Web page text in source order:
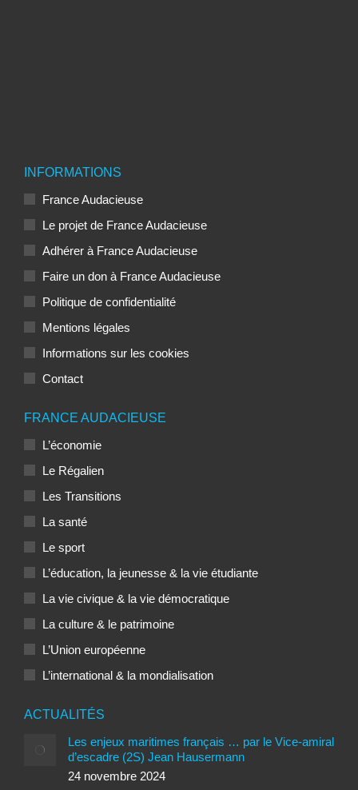
INFORMATIONS
France Audacieuse
Le projet de France Audacieuse
Adhérer à France Audacieuse
Faire un don à France Audacieuse
Politique de confidentialité
Mentions légales
Informations sur les cookies
Contact
FRANCE AUDACIEUSE
L’économie
Le Régalien
Les Transitions
La santé
Le sport
L’éducation, la jeunesse & la vie étudiante
La vie civique & la vie démocratique
La culture & le patrimoine
L’Union européenne
L’international & la mondialisation
ACTUALITÉS
Les enjeux maritimes français … par le Vice-amiral
d’escadre (2S) Jean Hausermann
24 novembre 2024